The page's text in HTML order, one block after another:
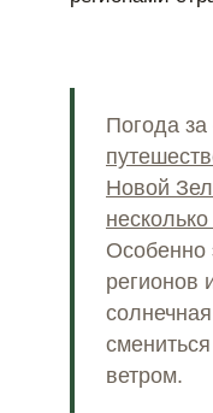
Погода
Новой
Особенно
регионов
ветром.